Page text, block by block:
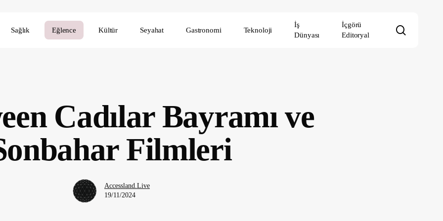
Sağlık Eğlence Kültür Seyahat Gastronomi Teknoloji
İş
Dünyası
İçgörü
Editoryal
Cadılar Bayramı ve
Filmleri
Accessland.Live
19/11/2024